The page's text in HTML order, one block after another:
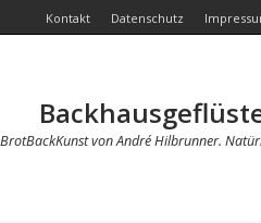
Kontakt Datenschutz
von André Hilbrunner.